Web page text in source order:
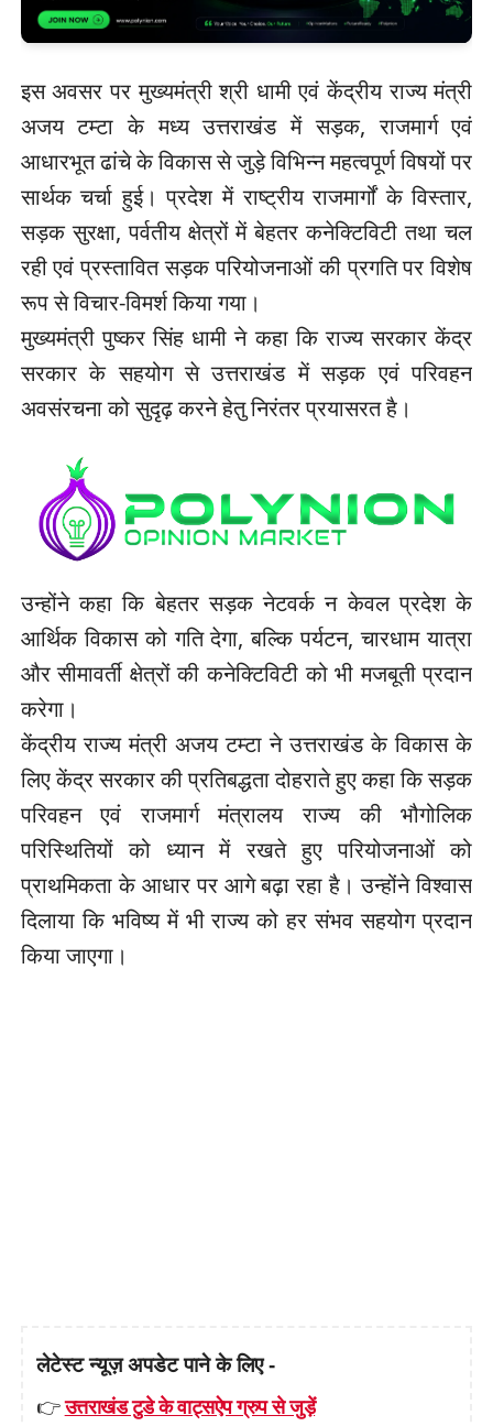
इस अवसर पर मुख्यमंत्री श्री धामी एवं केंद्रीय राज्य मंत्री
अजय टम्टा के मध्य उत्तराखंड में सड़क, राजमार्ग एवं
आधारभूत ढांचे के विकास से जुड़े विभिन्न महत्वपूर्ण विषयों पर
सार्थक चर्चा हुई। प्रदेश में राष्ट्रीय राजमार्गों के विस्तार,
सड़क सुरक्षा, पर्वतीय क्षेत्रों में बेहतर कनेक्टिविटी तथा चल
रही एवं प्रस्तावित सड़क परियोजनाओं की प्रगति पर विशेष
रूप से विचार-विमर्श किया गया।
मुख्यमंत्री पुष्कर सिंह धामी ने कहा कि राज्य सरकार केंद्र
सरकार के सहयोग से उत्तराखंड में सड़क एवं परिवहन
अवसंरचना को सुदृढ़ करने हेतु निरंतर प्रयासरत है।
उन्होंने कहा कि बेहतर सड़क नेटवर्क न केवल प्रदेश के
आर्थिक विकास को गति देगा, बल्कि पर्यटन, चारधाम यात्रा
और सीमावर्ती क्षेत्रों की कनेक्टिविटी को भी मजबूती प्रदान
करेगा।
केंद्रीय राज्य मंत्री अजय टम्टा ने उत्तराखंड के विकास के
लिए केंद्र सरकार की प्रतिबद्धता दोहराते हुए कहा कि सड़क
परिवहन एवं राजमार्ग मंत्रालय राज्य की भौगोलिक
परिस्थितियों को ध्यान में रखते हुए परियोजनाओं को
प्राथमिकता के आधार पर आगे बढ़ा रहा है। उन्होंने विश्वास
दिलाया कि भविष्य में भी राज्य को हर संभव सहयोग प्रदान
किया जाएगा।
लेटेस्ट न्यूज़ अपडेट पाने के लिए -
👉उत्तराखंड टुडे के वाट्सऐप ग्रुप से जुड़ें